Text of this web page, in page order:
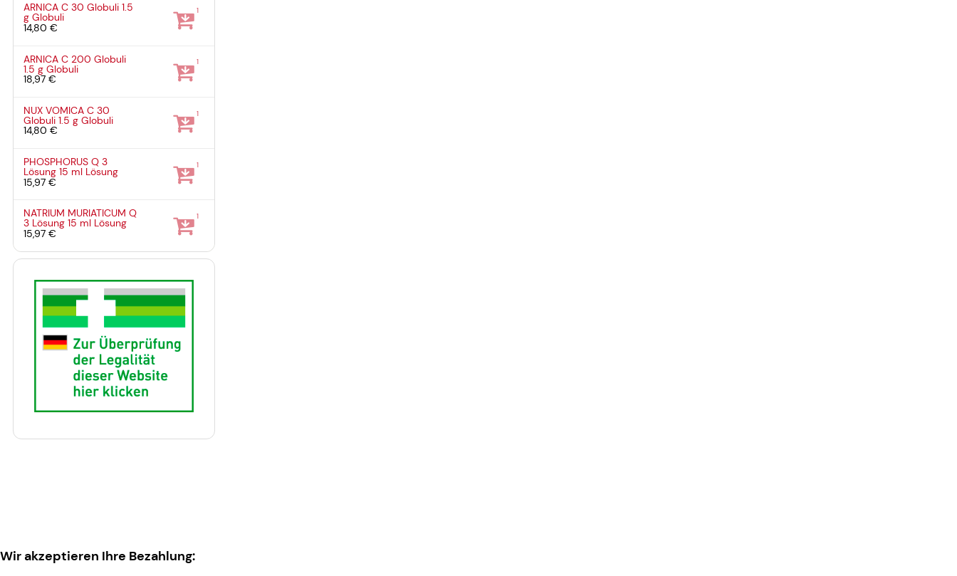
ARNICA C 30 Globuli1.5
gGlobuli
14,80 €
1
ARNICA C 200 Globuli
1.5 gGlobuli
18,97 €
1
NUX VOMICA C 30
Globuli1.5 gGlobuli
14,80 €
1
PHOSPHORUS Q 3
Lösung15 ml Lösung
15,97 €
1
NATRIUM MURIATICUM Q
3 Lösung15 ml Lösung
15,97 €
1
Wir akzeptieren Ihre Bezahlung: